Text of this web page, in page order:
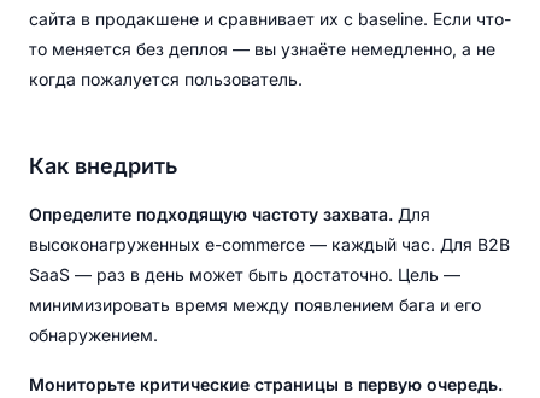
сайта в продакшене и сравнивает их с baseline. Если что-
то меняется без деплоя — вы узнаёте немедленно, а не
когда пожалуется пользователь.
Как внедрить
Определите подходящую частоту захвата. Для
высоконагруженных e-commerce — каждый час. Для B2B
SaaS — раз в день может быть достаточно. Цель —
минимизировать время между появлением бага и его
обнаружением.
Мониторьте критические страницы в первую очередь.